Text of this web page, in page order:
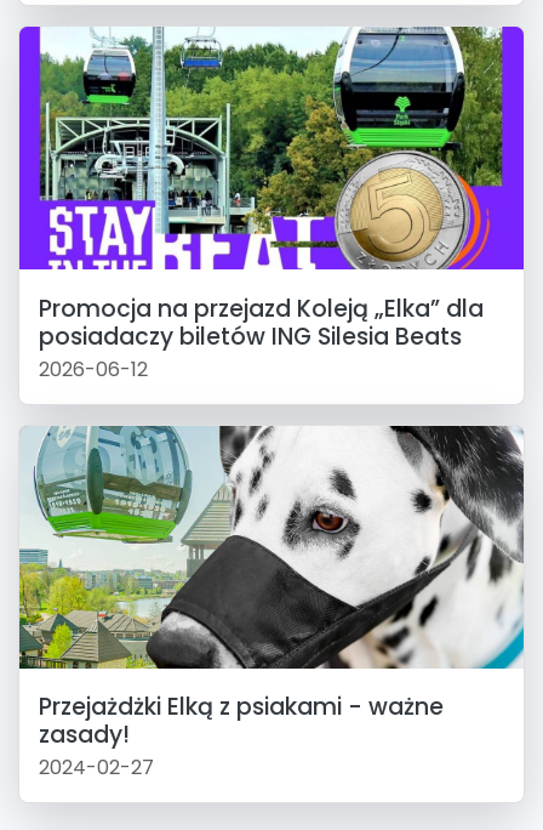
Promocja na przejazd Koleją „Elka” dla
posiadaczy biletów ING Silesia Beats
2026-06-12
Przejażdżki Elką z psiakami - ważne
zasady!
2024-02-27